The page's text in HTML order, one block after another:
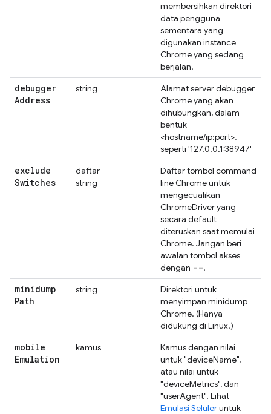
membersihkan direktori
data pengguna
sementara yang
digunakan instance
Chrome yang sedang
berjalan.
debugger
Address
string
Alamat server debugger
Chrome yang akan
dihubungkan, dalam
bentuk
<hostname/ip:port>,
seperti '127.0.0.1:38947'
exclude
Switches
daftar
string
Daftar tombol command
line Chrome untuk
mengecualikan
ChromeDriver yang
secara default
diteruskan saat memulai
Chrome. Jangan beri
awalan tombol akses
dengan --.
minidump
Path
string
Direktori untuk
menyimpan minidump
Chrome. (Hanya
didukung di Linux.)
mobile
Emulation
kamus
Kamus dengan nilai
untuk "deviceName",
atau nilai untuk
"deviceMetrics", dan
"userAgent". Lihat
Emulasi Seluleruntuk